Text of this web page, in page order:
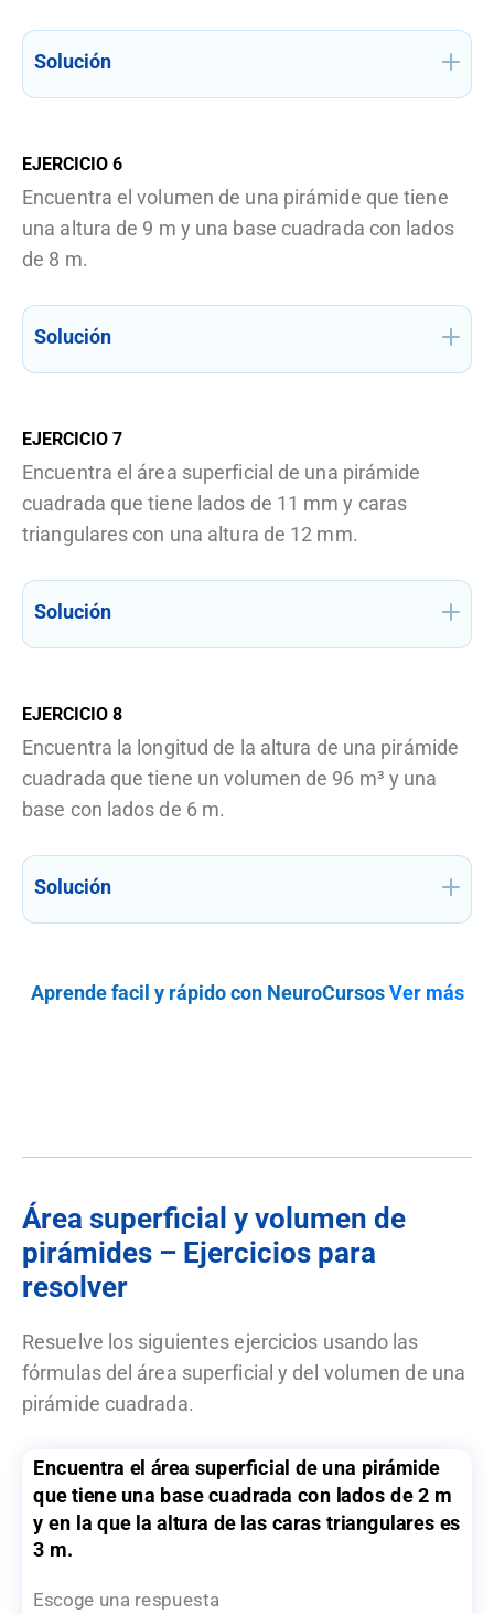
Solución
EJERCICIO 6
Encuentra el volumen de una pirámide que tiene
una altura de 9 m y una base cuadrada con lados
de 8 m.
Solución
EJERCICIO 7
Encuentra el área superficial de una pirámide
cuadrada que tiene lados de 11 mm y caras
triangulares con una altura de 12 mm.
Solución
EJERCICIO 8
Encuentra la longitud de la altura de una pirámide
cuadrada que tiene un volumen de 96 m³ y una
base con lados de 6 m.
Solución
Aprende facil y rápido con NeuroCursosVer más
Área superficial y volumen de
pirámides – Ejercicios para
resolver
Resuelve los siguientes ejercicios usando las
fórmulas del área superficial y del volumen de una
pirámide cuadrada.
Encuentra el área superficial de una pirámide
que tiene una base cuadrada con lados de 2 m
y en la que la altura de las caras triangulares es
3 m.
Escoge una respuesta